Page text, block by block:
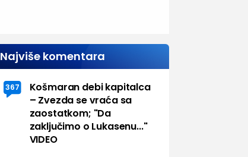
Najviše komentara
367
Košmaran debi kapitalca
– Zvezda se vraća sa
zaostatkom; "Da
zaključimo o Lukasenu..."
VIDEO